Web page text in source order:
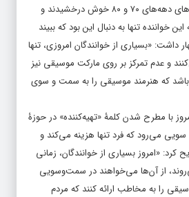
خواننده تنها به دنبال این بود که ببیند
داشت: «بسیاری از خوانندگان امروزی، تنها
و عدم تمرکز بر روی مارکت موسیقی‌ نیز
که هنرمند موسیقی را به سمت و سوی
با مطرح شدن کلمۀ «تهیه‌کننده» در حوزۀ
می‌رود که فرد تنها هزینه می‌کند و
«امروز بسیاری از خوانندگان، زمانی
از آن‌ها می‌خواهند در سمت‌وسویی
را به مخاطب ارائه کنند که مردم
در یک سیکل خاص کار می‌کنند، کاملاً